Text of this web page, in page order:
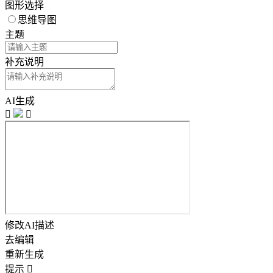
图形选择
思维导图
主题
补充说明
AI生成


修改AI描述
去编辑
重新生成
提示 